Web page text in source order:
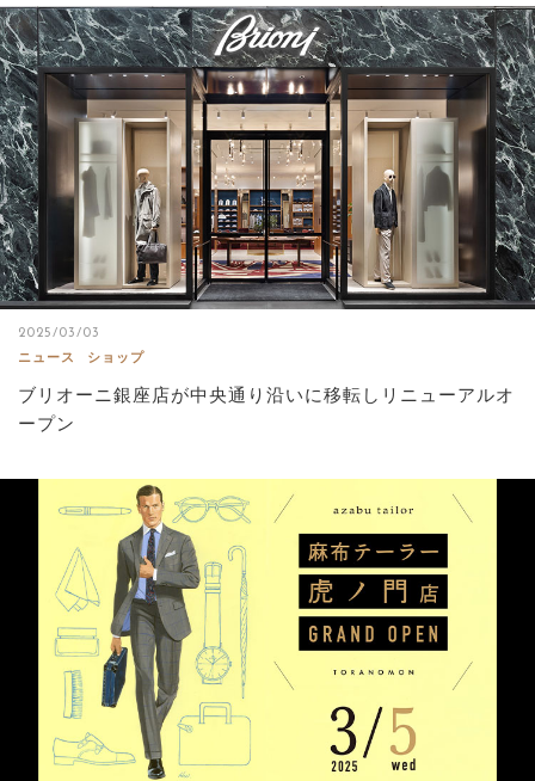
2025/03/03
ニュース
ショップ
ブリオーニ銀座店が中央通り沿いに移転しリニューアルオ
ープン